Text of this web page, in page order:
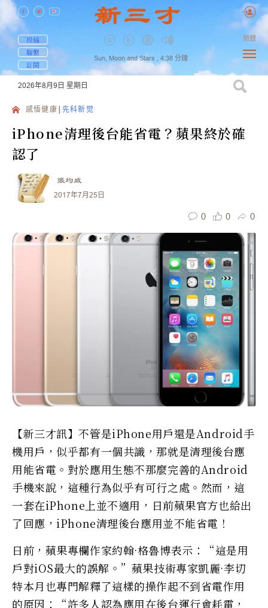
投稿
聯繫
訂閱
Sun, Moon and Stars , 4:38 分鐘
簡體
2026年8月9日 星期日
感悟健康 先科新觉
iPhone清理後台能省電？蘋果終於確
認了
張均威
2017年7月25日
0 0 0
【新三才訊】不管是iPhone用戶還是Android手
機用戶，似乎都有一個共識，那就是清理後台應
用能省電。對於應用生態不那麼完善的Android
手機來說，這種行為似乎有可行之處。然而，這
一套在iPhone上並不適用，日前蘋果官方也給出
了回應，iPhone清理後台應用並不能省電！
日前，蘋果專欄作家約翰·格魯博表示：“這是用
戶對iOS最大的誤解。”蘋果技術專家凱麗·李切
特本月也專門解釋了這樣的操作起不到省電作用
的原因：“許多人認為應用在後台運行會耗電，